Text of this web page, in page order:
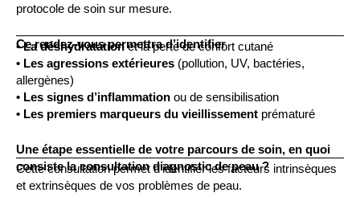
protocole de soin sur mesure.
Ce rendez-vous permettra d’identifier
• La déshydratationet la perte de confort cutané
• Les agressions extérieures (pollution, UV, bactéries,
allergènes)
• Les signes d’inflammation ou de sensibilisation
• Les premiers marqueurs du vieillissement prématuré
Une étape essentielle de votre parcours de soin, en quoi
consiste la consultation diagnostic de peau ?
Cette consultation permet d’identifier les facteurs intrinsèques
et extrinsèques de vos problèmes de peau.